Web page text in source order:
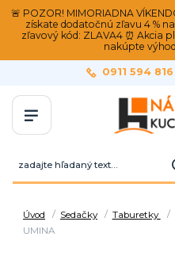
🚨 POZOR! MIMORIADNA
získate dodatočnú zľavu 4 %
zľavový kód: ZLAVA4 ⏰ Akcia
nakúpte
0911 594 816
Úvod Sedačky Taburetky
UMINA